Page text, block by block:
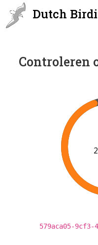
Dutch
Controleren
579aca05-9cf3-